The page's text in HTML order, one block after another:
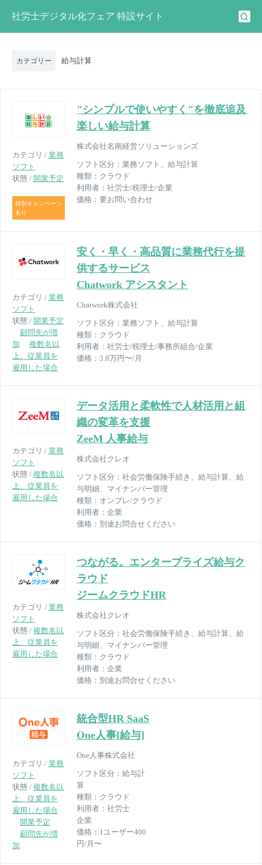
社労士デジタル化フェア 特設サイト
カテゴリー 給与計算
カテゴリ / 業務
ソフト
状態 / 開業予定
特別キャンペーン
あり
"シンプルで使いやすく"を徹底追及
楽しい給与計算
株式会社名南経営ソリューションズ
ソフト区分： 業務ソフト、給与計算
種類： クラウド
利用者： 社労士/税理士/企業
価格： 要お問い合わせ
カテゴリ / 業務
ソフト
状態 / 開業予定
顧問先が増
加
複数名以
上、従業員を
雇用した場合
安く・早く・高品質に業務代行を提
供するサービス
Chatwork アシスタント
Chatwork株式会社
ソフト区分： 業務ソフト、給与計算
種類： クラウド
利用者： 社労士/税理士/事務所組合/企業
価格： 3.8万円〜/月
カテゴリ / 業務
ソフト
状態 / 複数名以
上、従業員を
雇用した場合
データ活⽤と柔軟性で⼈材活⽤と組
織の変⾰を⽀援
ZeeM 人事給与
株式会社クレオ
ソフト区分： 社会労働保険手続き、給与計算、給
与明細、マイナンバー管理
種類： オンプレ/クラウド
利用者： 企業
価格： 別途お問合せください
カテゴリ / 業務
ソフト
状態 / 複数名以
上、従業員を
雇用した場合
つながる。エンタープライズ給与ク
ラウド
ジームクラウドHR
株式会社クレオ
ソフト区分： 社会労働保険手続き、給与計算、給
与明細、マイナンバー管理
種類： クラウド
利用者： 企業
価格： 別途お問合せください
カテゴリ / 業務
ソフト
状態 / 複数名以
上、従業員を
雇用した場合
開業予定
顧問先が増
加
統合型HR SaaS
One人事[給与]
One人事株式会社
ソフト区分： 給与計
算
種類： クラウド
利用者： 社労士
企業
価格： 1ユーザー400
円/月〜